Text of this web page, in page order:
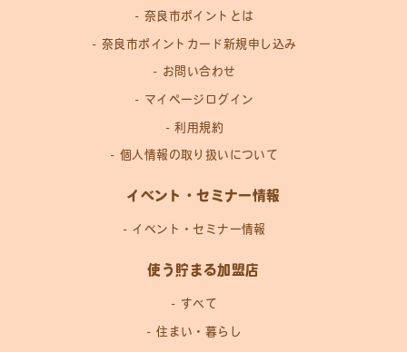
奈良市ポイントとは
奈良市ポイントカード新規申し込み
お問い合わせ
マイページログイン
利用規約
個人情報の取り扱いについて
イベント・セミナー情報
イベント・セミナー情報
使う貯まる加盟店
すべて
住まい・暮らし